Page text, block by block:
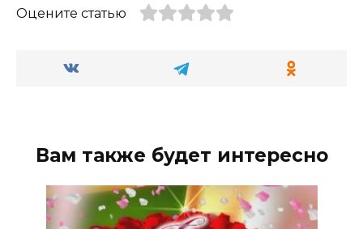
Оцените статью
Вам также будет интересно